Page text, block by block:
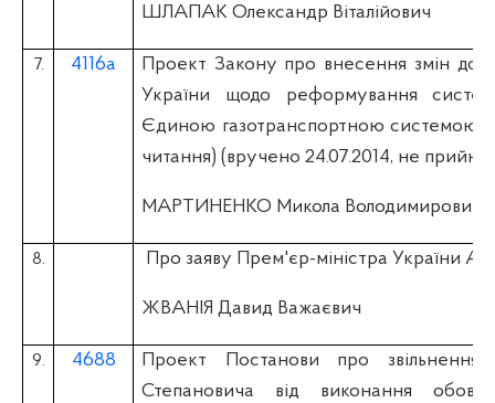
ШЛАПАК Олександр Віталійович
7. 4116а
Проект Закону про внесення змін до
України щодо реформування
Єдиною газотранспортною системою
читання) (вручено 24.07.2014, не
МАРТИНЕНКО Микола Володимирович
8. Про заяву Прем'єр-міністра України
ЖВАНІЯ Давид Важаєвич
9. 4688
Проект Постанови про звільнення
Степановича від виконання